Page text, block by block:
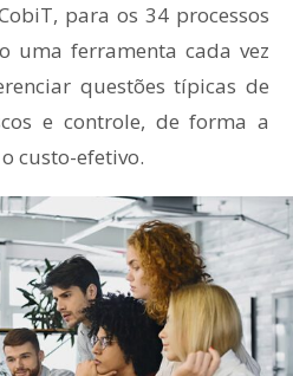
para os 34 processos
uma ferramenta cada vez
questões típicas de
e controle, de forma a
custo-efetivo.